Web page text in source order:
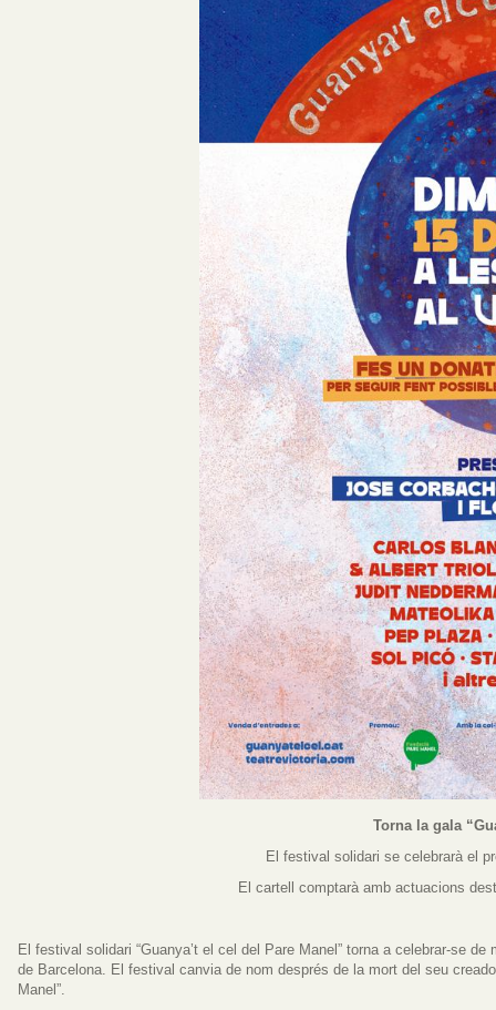
Torna la gala
El festival solidari se celebrarà el
El cartell comptarà amb actuacions
El festival solidari “Guanya’t el cel del Pare Manel” torna a celebrar-se
de Barcelona. El festival canvia de nom després de la mort del seu
Manel”.